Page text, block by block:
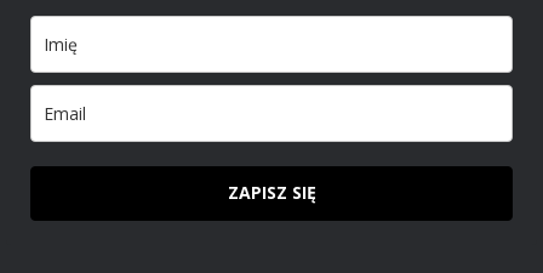
ZAPISZ SIĘ